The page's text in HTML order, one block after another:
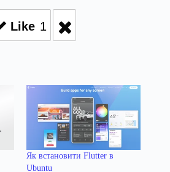
Like 1
Як встановити Flutter в
Ubuntu